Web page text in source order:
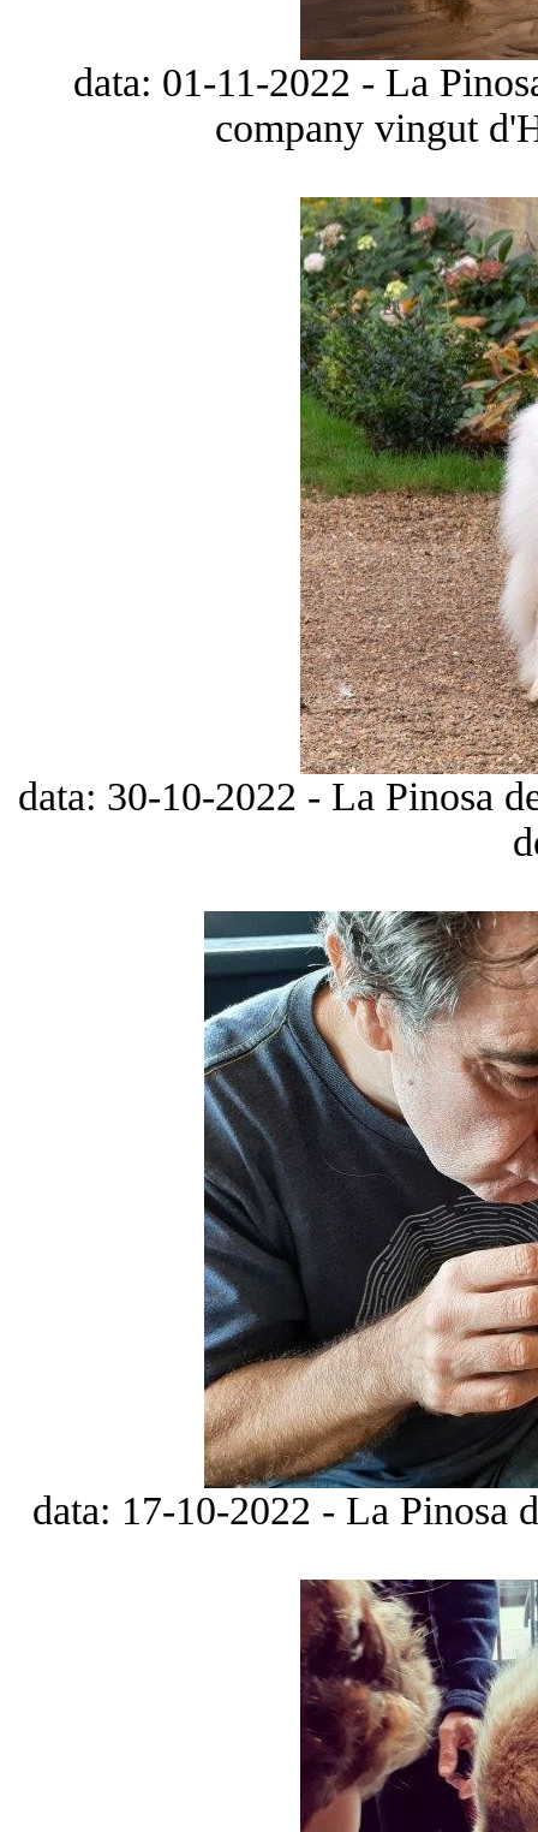
data: 01-11-2022 - La
company vingut
data: 30-10-2022 - La Pinosa
data: 17-10-2022 - La Pinosa